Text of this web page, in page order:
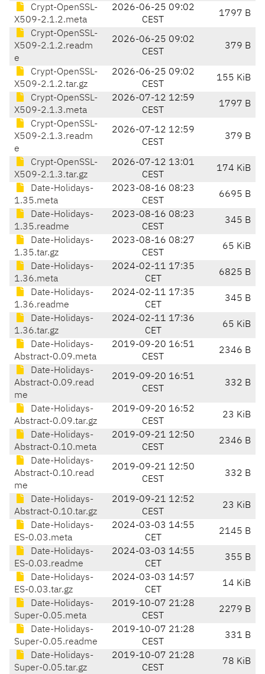
Crypt-OpenSSL-
X509-2.1.2.meta
2026-06-25 09:02
CEST
1797 B
Crypt-OpenSSL-
X509-2.1.2.readm
e
2026-06-25 09:02
CEST
379 B
Crypt-OpenSSL-
X509-2.1.2.tar.gz
2026-06-25 09:02
CEST
155 KiB
Crypt-OpenSSL-
X509-2.1.3.meta
2026-07-12 12:59
CEST
1797 B
Crypt-OpenSSL-
X509-2.1.3.readm
e
2026-07-12 12:59
CEST
379 B
Crypt-OpenSSL-
X509-2.1.3.tar.gz
2026-07-12 13:01
CEST
174 KiB
Date-Holidays-
1.35.meta
2023-08-16 08:23
CEST
6695 B
Date-Holidays-
1.35.readme
2023-08-16 08:23
CEST
345 B
Date-Holidays-
1.35.tar.gz
2023-08-16 08:27
CEST
65 KiB
Date-Holidays-
1.36.meta
2024-02-11 17:35
CET
6825 B
Date-Holidays-
1.36.readme
2024-02-11 17:35
CET
345 B
Date-Holidays-
1.36.tar.gz
2024-02-11 17:36
CET
65 KiB
Date-Holidays-
Abstract-0.09.meta
2019-09-20 16:51
CEST
2346 B
Date-Holidays-
Abstract-0.09.read
me
2019-09-20 16:51
CEST
332 B
Date-Holidays-
Abstract-0.09.tar.gz
2019-09-20 16:52
CEST
23 KiB
Date-Holidays-
Abstract-0.10.meta
2019-09-21 12:50
CEST
2346 B
Date-Holidays-
Abstract-0.10.read
me
2019-09-21 12:50
CEST
332 B
Date-Holidays-
Abstract-0.10.tar.gz
2019-09-21 12:52
CEST
23 KiB
Date-Holidays-
ES-0.03.meta
2024-03-03 14:55
CET
2145 B
Date-Holidays-
ES-0.03.readme
2024-03-03 14:55
CET
355 B
Date-Holidays-
ES-0.03.tar.gz
2024-03-03 14:57
CET
14 KiB
Date-Holidays-
Super-0.05.meta
2019-10-07 21:28
CEST
2279 B
Date-Holidays-
Super-0.05.readme
2019-10-07 21:28
CEST
331 B
Date-Holidays-
Super-0.05.tar.gz
2019-10-07 21:28
CEST
78 KiB